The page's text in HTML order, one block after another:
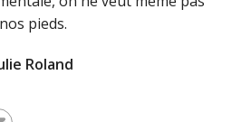
pieds.
Roland